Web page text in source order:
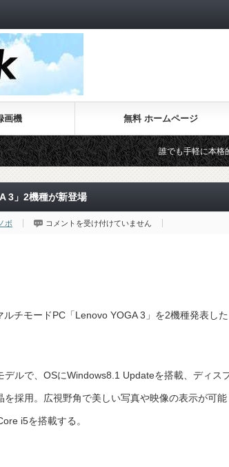
画機 無料 ホームページ
誰でも手軽に本格的なWebサイ
3」2機種が新登場
ボ
レ
マ
ル
YOGA
3」
機
種
新
コメントを受け付けていません
チモードPC「Lenovo YOGA 3」を2機種発表し
ルで、OSにWindows8.1 Updateを搭載、ディス
採用。広視野角で美しい写真や映像の表示が可能
i5を搭載する。